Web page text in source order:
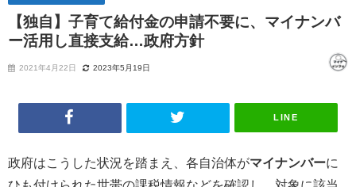
【独自】子育て給付金の申請不要に、 マイナンバ
ー活用し直接支給…政府方針
2021年4月22日 2023年5月19日
LINE
政府はこうした状況を踏まえ、各自治体がマイナンバーに